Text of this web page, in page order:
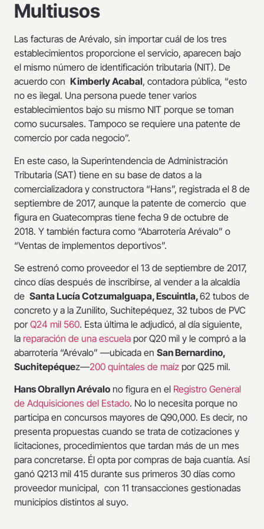
Multiusos
Las facturas de Arévalo, sin importar cuál de los tres
establecimientos proporcione el servicio, aparecen bajo
el mismo número de identificación tributaria (NIT). De
acuerdo con Kimberly Acabal, contadora pública, “esto
no es ilegal. Una persona puede tener varios
establecimientos bajo su mismo NIT porque se toman
como sucursales. Tampoco se requiere una patente de
comercio por cada negocio”.
En este caso, la Superintendencia de Administración
Tributaria (SAT) tiene en su base de datos a la
comercializadora y constructora “Hans”, registrada el 8 de
septiembre de 2017, aunque la patente de comercio que
figura en Guatecompras tiene fecha 9 de octubre de
2018. Y también factura como “Abarrotería Arévalo” o
“Ventas de implementos deportivos”.
Se estrenó como proveedor el 13 de septiembre de 2017,
cinco días después de inscribirse, al vender a la alcaldía
de Santa Lucía Cotzumalguapa, Escuintla,62 tubos de
concreto y a la Zunilito, Suchitepéquez, 32 tubos de PVC
porQ24 mil 560. Esta última le adjudicó, al día siguiente,
la reparación de una escuela por Q20 mil y le compró a la
abarrotería “Arévalo” —ubicada en San Bernardino,
Suchitepéquez—200 quintales de maíz por Q25 mil.
Hans Obrallyn Arévalo no figura en el Registro General
de Adquisiciones del Estado. No lo necesita porque no
participa en concursos mayores de Q90,000. Es decir, no
presenta propuestas cuando se trata de cotizaciones y
licitaciones, procedimientos que tardan más de un mes
para concretarse. Él opta por compras de baja cuantía. Así
ganó Q213 mil 415 durante sus primeros 30 días como
proveedor municipal, con 11 transacciones gestionadas
municipios distintos al suyo.